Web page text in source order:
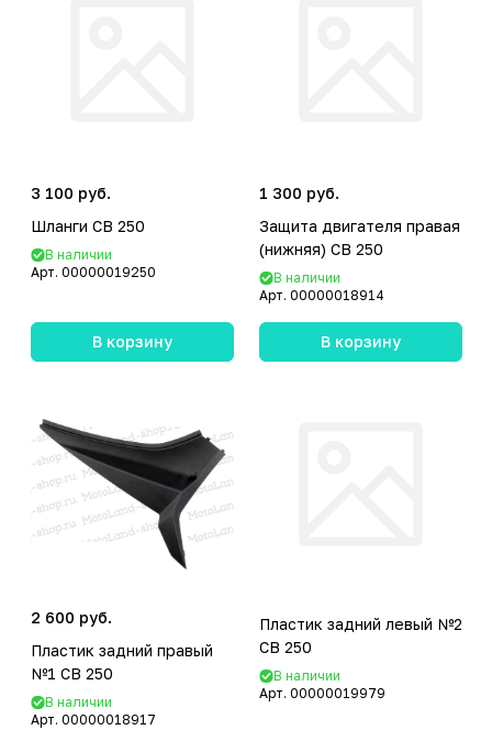
3 100 руб.
Шланги CB 250
В наличии
Арт. 00000019250
В корзину
1 300 руб.
Защита двигателя правая
(нижняя) CB 250
В наличии
Арт. 00000018914
В корзину
2 600 руб.
Пластик задний правый
№1 CB 250
В наличии
Арт. 00000018917
Пластик задний левый №2
CB 250
В наличии
Арт. 00000019979